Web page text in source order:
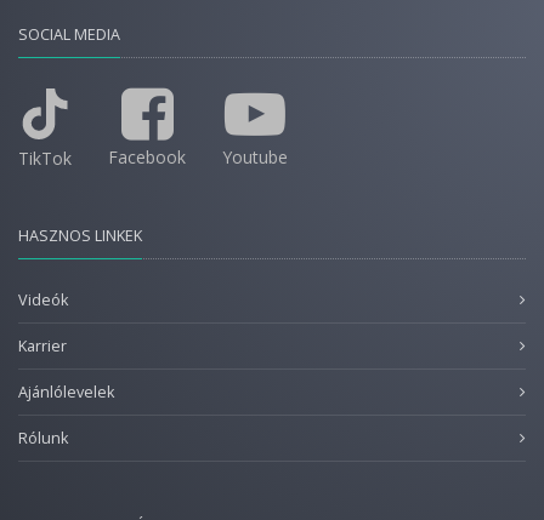
SOCIAL MEDIA
TikTok Facebook Youtube
HASZNOS LINKEK
Videók
Karrier
Ajánlólevelek
Rólunk